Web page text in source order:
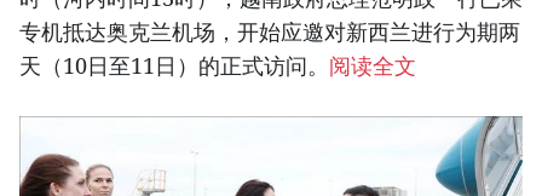
专机抵达奥克兰机场，开始应邀对新西兰进行为期两
天（10日至11日）的正式访问。 阅读全文